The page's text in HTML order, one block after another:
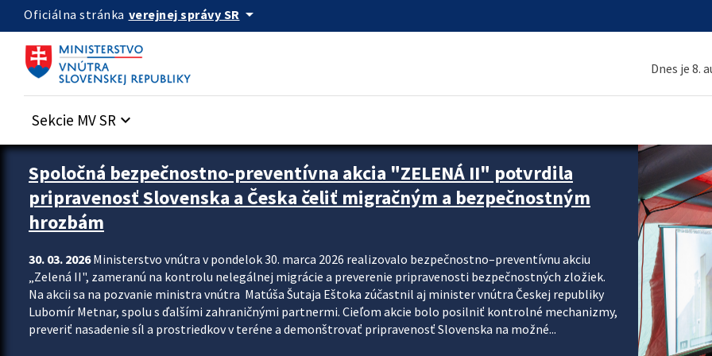
Preskocit na hlavný obsah
Oficiálna stránka verejnej správy SR arrow_drop_down
Dnes je 8.
Sekcie MV SR keyboard_arrow_down
Zastavit automatický posun upútavok
Spoločná bezpečnostno-preventívna akcia "ZELENÁ II" potvrdila
pripravenosť Slovenska a Česka čeliť migračným a bezpečnostným
hrozbám
30. 03. 2026Ministerstvo vnútra v pondelok 30. marca 2026 realizovalo bezpečnostno–preventívnu akciu
„Zelená II", zameranú na kontrolu nelegálnej migrácie a preverenie pripravenosti bezpečnostných zložiek.
Na akcii sa na pozvanie ministra vnútra Matúša Šutaja Eštoka zúčastnil aj minister vnútra Českej republiky
Lubomír Metnar, spolu s ďalšími zahraničnými partnermi. Cieľom akcie bolo posilniť kontrolné mechanizmy,
preveriť nasadenie síl a prostriedkov v teréne a demonštrovať pripravenosť Slovenska na možné...